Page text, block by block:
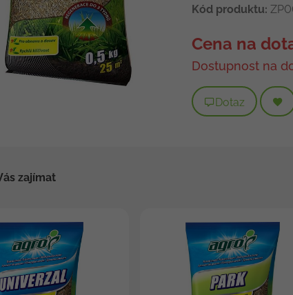
Kód produktu:
Cena na
Dostupnost na
Dotaz
zajímat